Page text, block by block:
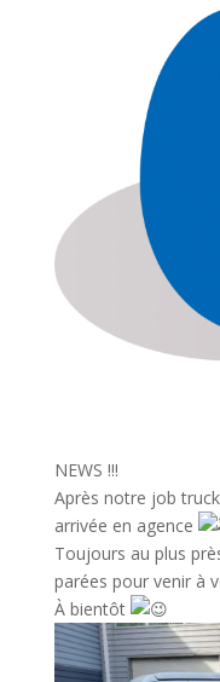
NEWS !!!
Après notre job
arrivée en agence
Toujours au plus
parées pour venir à
À bientôt